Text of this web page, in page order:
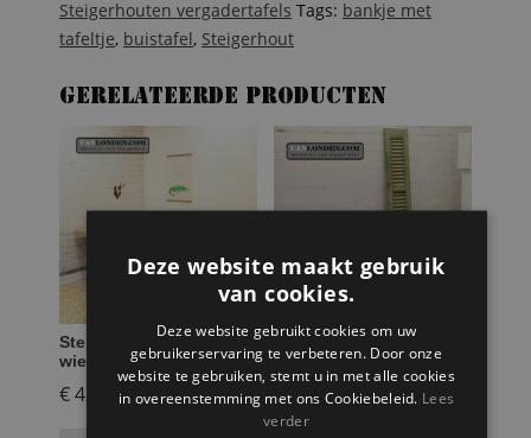
Steigerhouten vergadertafels Tags: bankje met
tafeltje, buistafel, Steigerhout
Gerelateerde producten
Steigerhouten tafel op
wielen Arjan
€429,95
Steigerhouten zitbankje
– bijzettafeltje Sophie
€129,95
Deze website maakt gebruik
van cookies.
Deze website gebruikt cookies om uw
gebruikerservaring te verbeteren. Door onze
website te gebruiken, stemt u in met alle cookies
in overeenstemming met ons Cookiebeleid. Lees
verder